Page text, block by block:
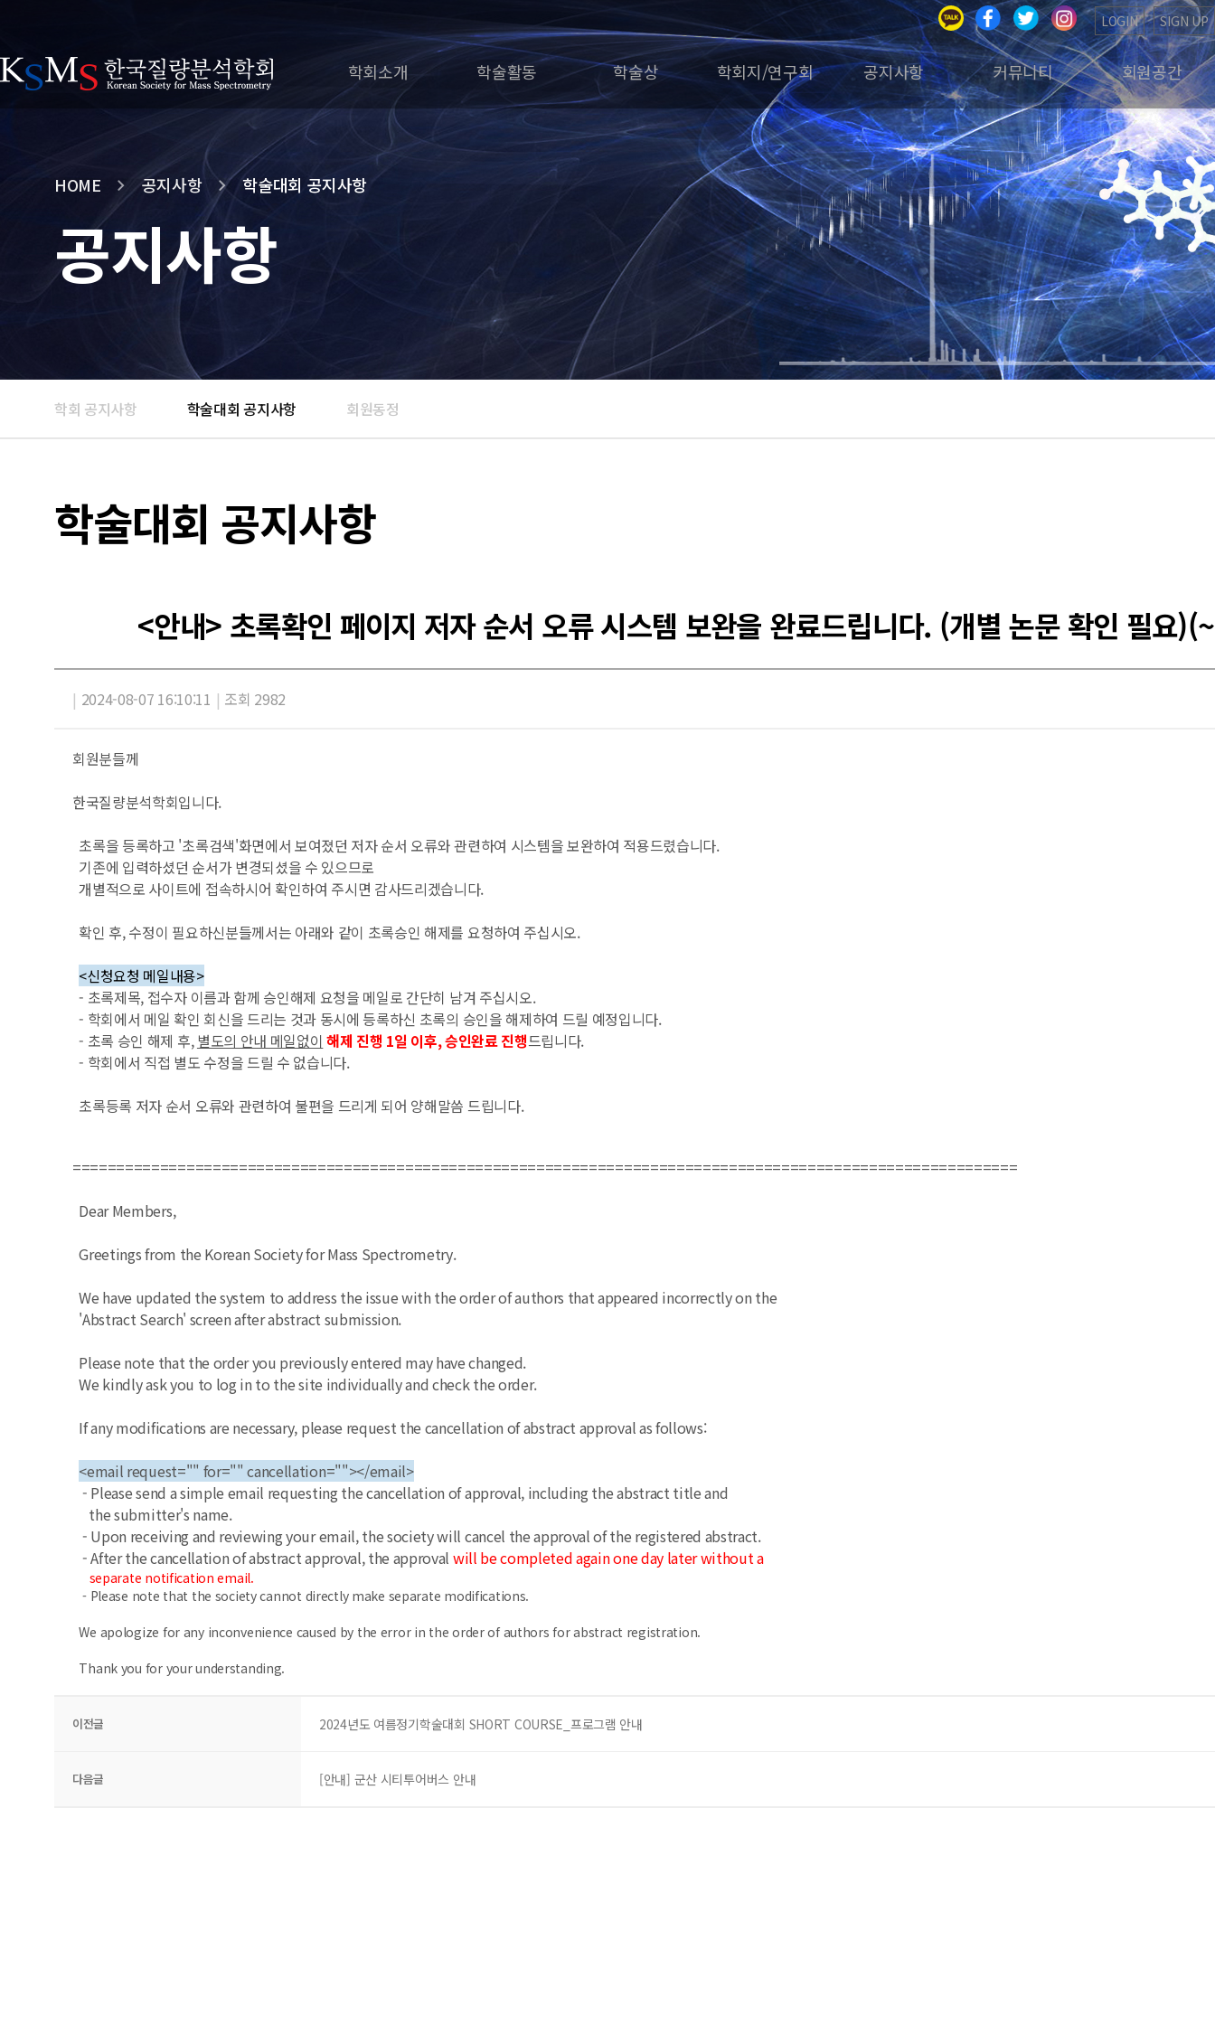
LOGIN SIGN UP
학회소개 학술활동 학술상 학회지/연구회 공지사항 커뮤니티 회원공간
HOME 공지사항 학술대회 공지사항
공지사항
학회 공지사항 학술대회 공지사항 회원동정
학술대회 공지사항
<안내> 초록확인 페이지 저자 순서 오류 시스템 보완을 완료드립니다. (개별 논문 확인 필요
| 2024-08-07 16:10:11 | 조회 2982
회원분들께
한국질량분석학회입니다.
초록을 등록하고 '초록검색'화면에서 보여졌던 저자 순서 오류와 관련하여 시스템을 보완하여 적용드렸습니다.
기존에 입력하셨던 순서가 변경되셨을 수 있으므로
개별적으로 사이트에 접속하시어 확인하여 주시면 감사드리겠습니다.
확인 후, 수정이 필요하신분들께서는 아래와 같이 초록승인 해제를 요청하여 주십시오.
<신청요청 메일내용>
- 초록제목, 접수자 이름과 함께 승인해제 요청을 메일로 간단히 남겨 주십시오.
- 학회에서 메일 확인 회신을 드리는 것과 동시에 등록하신 초록의 승인을 해제하여 드릴 예정입니다.
- 초록 승인 해제 후,별도의 안내 메일없이 해제 진행 1일 이후, 승인완료 진행드립니다.
- 학회에서 직접 별도 수정을 드릴 수 없습니다.
초록등록 저자 순서 오류와 관련하여 불편을 드리게 되어 양해말씀 드립니다.
============================================================================================================
Dear Members,
Greetings from the Korean Society for Mass Spectrometry.
We have updated the system to address the issue with the order of authors that appeared incorrectly on the
'Abstract Search' screen after abstract submission.
Please note that the order you previously entered may have changed.
We kindly ask you to log in to the site individually and check the order.
If any modifications are necessary, please request the cancellation of abstract approval as follows:
<email request="" for="" cancellation=""></email>
- Please send a simple email requesting the cancellation of approval, including the abstract title and
the submitter's name.
- Upon receiving and reviewing your email, the society will cancel the approval of the registered abstract.
- After the cancellation of abstract approval, the approval will be completed again one day later without a
separate notification email.
- Please note that the society cannot directly make separate modifications.
We apologize for any inconvenience caused by the error in the order of authors for abstract registration.
Thank you for your understanding.​
이전글 2024년도 여름정기학술대회 SHORT COURSE_프로그램 안내
다음글 [안내] 군산 시티투어버스 안내